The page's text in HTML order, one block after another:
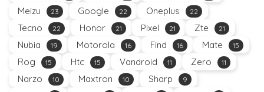
Meizu 23 Google 22 Oneplus 22
Tecno 22 Honor 21 Pixel 21 Zte 21
Nubia 19 Motorola 16 Find 16 Mate 15
Rog 15 Htc 15 Vandroid 11 Zero 11
Narzo 10 Maxtron 10 Sharp 9